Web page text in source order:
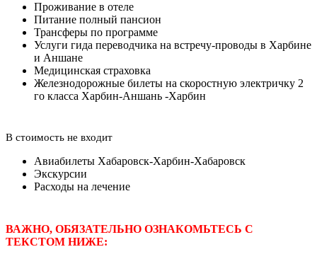
Проживание в отеле
Питание полный пансион
Трансферы по программе
Услуги гида переводчика на встречу-проводы в Харбине
и Аншане
Медицинская страховка
Железнодорожные билеты на скоростную электричку 2
го класса Харбин-Аншань -Харбин
В стоимость не входит
Авиабилеты Хабаровск-Харбин-Хабаровск
Экскурсии
Расходы на лечение
ВАЖНО, ОБЯЗАТЕЛЬНО ОЗНАКОМЬТЕСЬ С
ТЕКСТОМ НИЖЕ: